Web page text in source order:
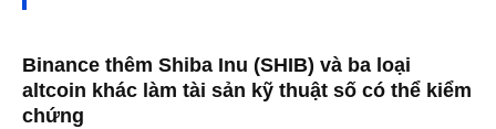
Binance thêm Shiba Inu (SHIB) và ba loại
altcoin khác làm tài sản kỹ thuật số có thể kiểm
chứng